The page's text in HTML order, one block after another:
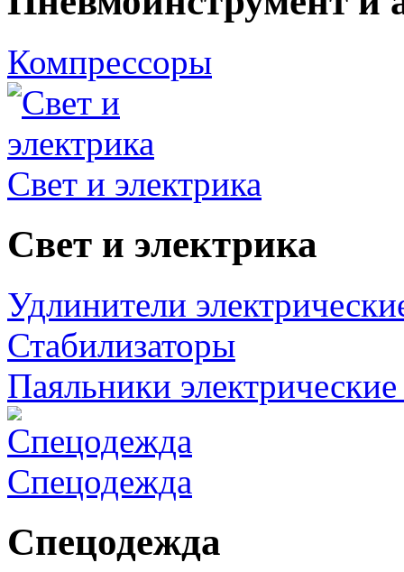
Компрессоры
Свет и электрика
Свет и электрика
Удлинители
Стабилизаторы
Паяльники
Спецодежда
Спецодежда